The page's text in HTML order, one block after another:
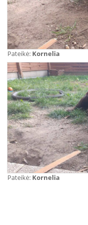
Pateikė: Kornelia
Pateikė: Kornelia